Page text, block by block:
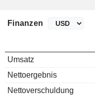
Finanzen
Umsatz
Nettoergebnis
Nettoverschuldung